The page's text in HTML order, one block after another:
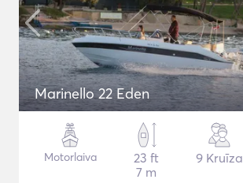
Marinello 22 Eden
Motorlaiva
23 ft
7 m
9 Kruīza